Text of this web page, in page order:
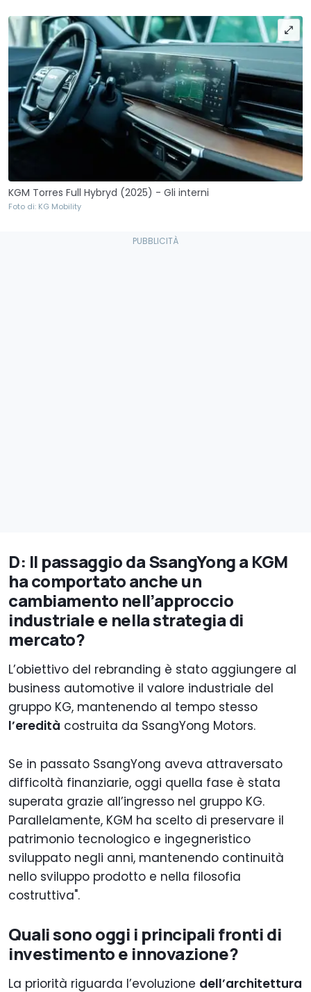
KGM Torres Full Hybryd (2025) - Gli interni
Foto di: KG Mobility
D: Il passaggio da SsangYong a KGM
ha comportato anche un
cambiamento nell’approccio
industriale e nella strategia di
mercato?
L’obiettivo del rebranding è stato aggiungere al
business automotive il valore industriale del
gruppo KG, mantenendo al tempo stesso
l’eredità costruita da SsangYong Motors.
Se in passato SsangYong aveva attraversato
difficoltà finanziarie, oggi quella fase è stata
superata grazie all’ingresso nel gruppo KG.
Parallelamente, KGM ha scelto di preservare il
patrimonio tecnologico e ingegneristico
sviluppato negli anni, mantenendo continuità
nello sviluppo prodotto e nella filosofia
costruttiva".
Quali sono oggi i principali fronti di
investimento e innovazione?
La priorità riguarda l’evoluzione dell’architettura